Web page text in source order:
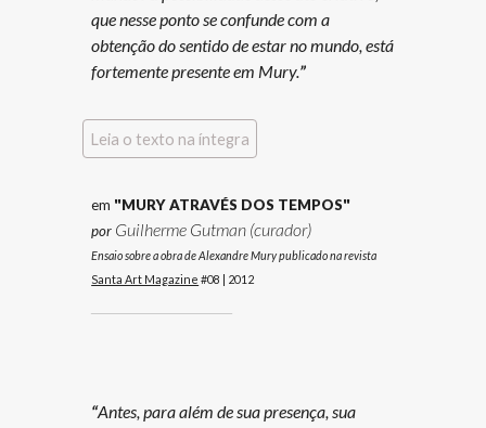
que nesse ponto se confunde com a
obtenção do sentido de estar no mundo, está
fortemente presente em Mury.”
Leia o texto na íntegra
em "MURY ATRAVÉS DOS TEMPOS"
por Guilherme Gutman (curador)
Ensaio sobre a obra de Alexandre Mury publicado na revista
Santa Art Magazine #08 | 2012
“Antes, para além de sua presença, sua